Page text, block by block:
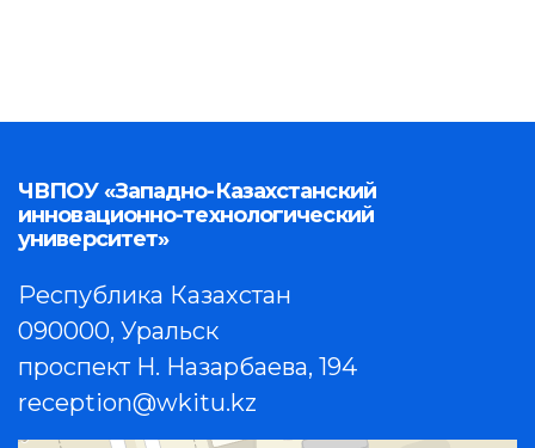
ЧВПОУ «Западно-Казахстанский
инновационно-технологический
университет»
Республика Казахстан
090000, Уральск
проспект Н. Назарбаева, 194
reception@wkitu.kz